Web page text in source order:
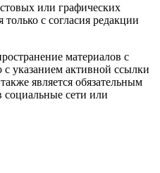
или графических
только c согласия редакции
материалов с
с указанием активной ссылки
является обязательным
сети или